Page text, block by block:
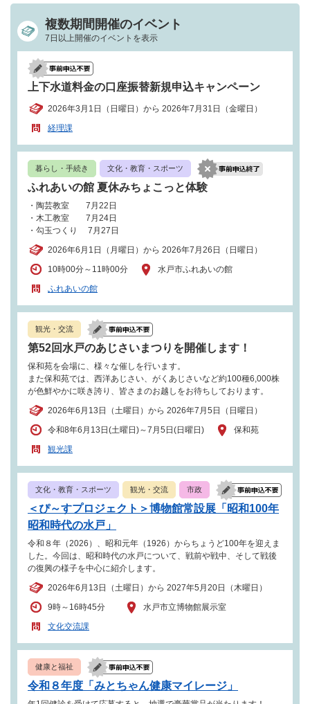
複数期間開催のイベント
7日以上開催のイベントを表示
上下水道料金の口座振替新規申込キャンペーン
2026年3月1日（日曜日）から 2026年7月31日（金曜日）
経理課
暮らし・手続き 文化・教育・スポーツ
ふれあいの館 夏休みちょこっと体験
・陶芸教室 7月22日
・木工教室 7月24日
・勾玉つくり 7月27日
2026年6月1日（月曜日）から 2026年7月26日（日曜日）
10時00分～11時00分
水戸市ふれあいの館
ふれあいの館
観光・交流
第52回水戸のあじさいまつりを開催します！
保和苑を会場に、様々な催しを行います。
また保和苑では、西洋あじさい、がくあじさいなど約100種6,000株
が色鮮やかに咲き誇り、皆さまのお越しをお待ちしております。
2026年6月13日（土曜日）から 2026年7月5日（日曜日）
令和8年6月13日(土曜日)～7月5日(日曜日)
保和苑
観光課
文化・教育・スポーツ 観光・交流 市政
＜ぴ～すプロジェクト＞博物館常設展「昭和100年
昭和時代の水戸」
令和８年（2026）、昭和元年（1926）からちょうど100年を迎えま
した。今回は、昭和時代の水戸について、戦前や戦中、そして戦後
の復興の様子を中心に紹介します。
2026年6月13日（土曜日）から 2027年5月20日（木曜日）
9時～16時45分
水戸市立博物館展示室
文化交流課
健康と福祉
令和８年度「みとちゃん健康マイレージ」